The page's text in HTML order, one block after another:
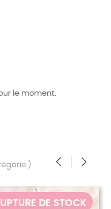
le moment.
)
‹ ›